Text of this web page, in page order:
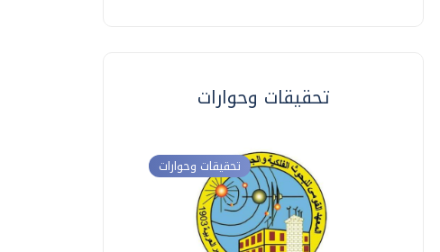
تحقيقات وحوارات
تحقيقات وحوارات